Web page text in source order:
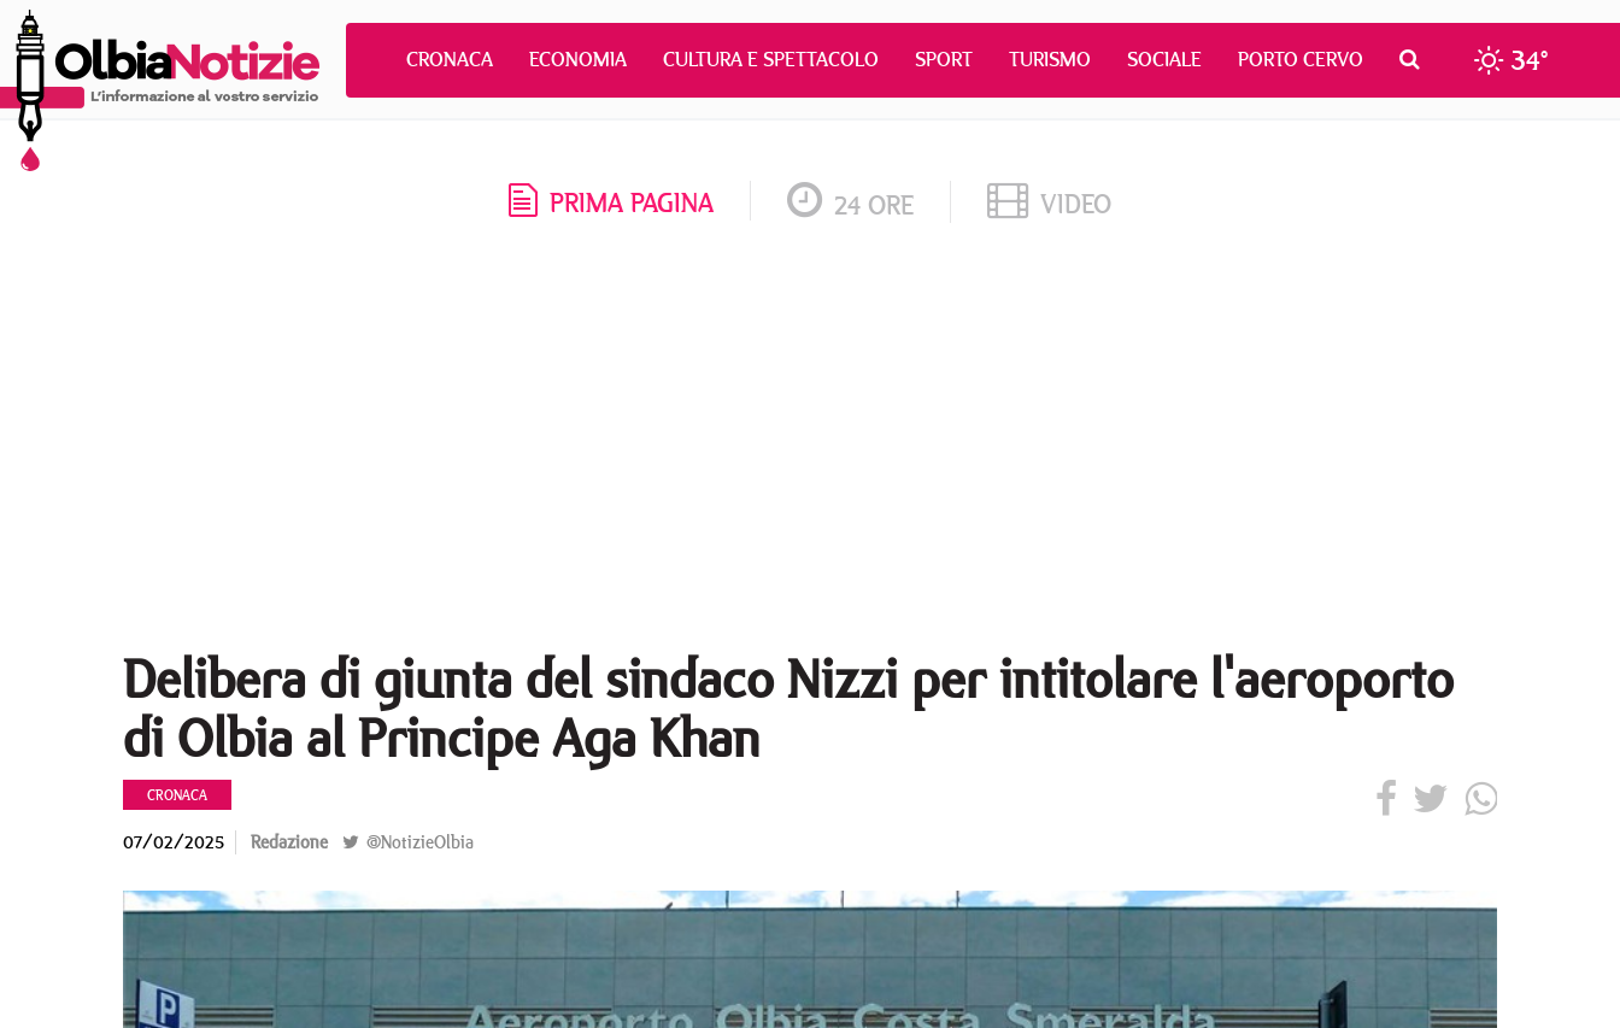
CRONACA ECONOMIA CULTURA E SPETTACOLO SPORT TURISMO SOCIALE PORTO CERVO 34°
PRIMA PAGINA 24 ORE VIDEO
Delibera di giunta del sindaco Nizzi per intitolare l'aeroporto
di Olbia al Principe Aga Khan
CRONACA
07/02/2025 Redazione @NotizieOlbia